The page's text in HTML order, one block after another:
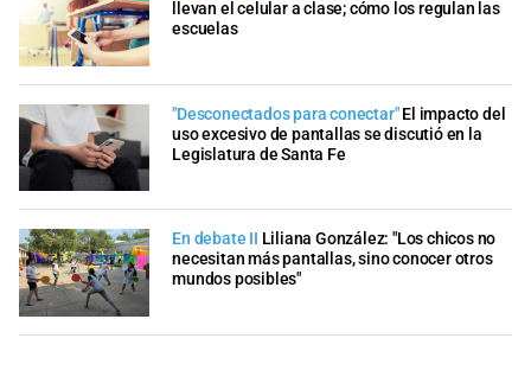
llevan el celular a clase; cómo los regulan las
escuelas
"Desconectados para conectar" El impacto del
uso excesivo de pantallas se discutió en la
Legislatura de Santa Fe
En debate II Liliana González: "Los chicos no
necesitan más pantallas, sino conocer otros
mundos posibles"